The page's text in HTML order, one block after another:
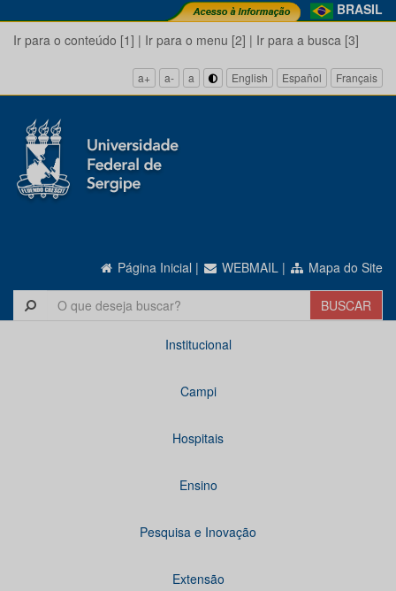
BRASIL
Ir para o conteúdo [1] | Ir para o menu [2] | Ir para a busca [3]
a+ a- a English Español Français
Página Inicial | WEBMAIL | Mapa do Site
Institucional
Campi
Hospitais
Ensino
Pesquisa e Inovação
Extensão